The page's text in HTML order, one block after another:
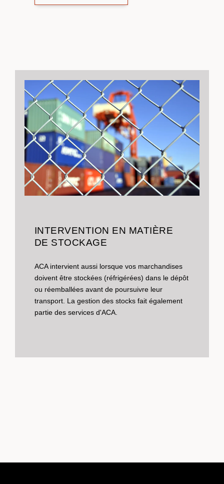
INTERVENTION EN MATIÈRE
DE STOCKAGE
ACA intervient aussi lorsque vos marchandises
doivent être stockées (réfrigérées) dans le dépôt
ou réemballées avant de poursuivre leur
transport. La gestion des stocks fait également
partie des services d'ACA.